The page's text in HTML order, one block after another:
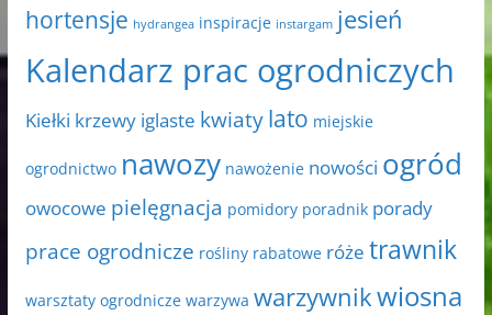
hortensje hydrangea inspiracje instargam jesień
Kalendarz prac ogrodniczych
Kiełki krzewy iglaste kwiaty lato miejskie
ogrodnictwo nawozy nawożenie nowości ogród
owocowe pielęgnacja pomidory poradnik porady
prace ogrodnicze rośliny rabatowe róże trawnik
warsztaty ogrodnicze warzywa warzywnikwiosna